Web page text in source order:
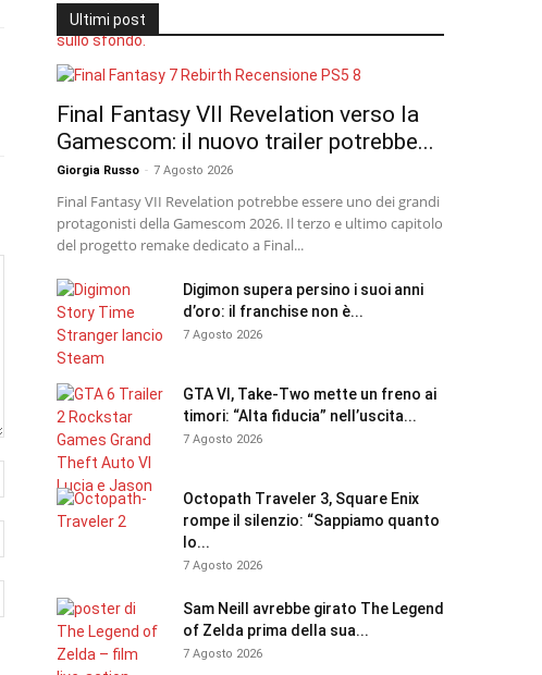
Ultimi post
Final Fantasy VII Revelation verso la
Gamescom: il nuovo trailer potrebbe...
Giorgia Russo - 7 Agosto 2026
Final Fantasy VII Revelation potrebbe essere uno dei grandi
protagonisti della Gamescom 2026. Il terzo e ultimo capitolo
del progetto remake dedicato a Final...
Digimon supera persino i suoi anni
d’oro: il franchise non è...
7 Agosto 2026
GTA VI, Take-Two mette un freno ai
timori: “Alta fiducia” nell’uscita...
7 Agosto 2026
Octopath Traveler 3, Square Enix
rompe il silenzio: “Sappiamo quanto
lo...
7 Agosto 2026
Sam Neill avrebbe girato The Legend
of Zelda prima della sua...
7 Agosto 2026